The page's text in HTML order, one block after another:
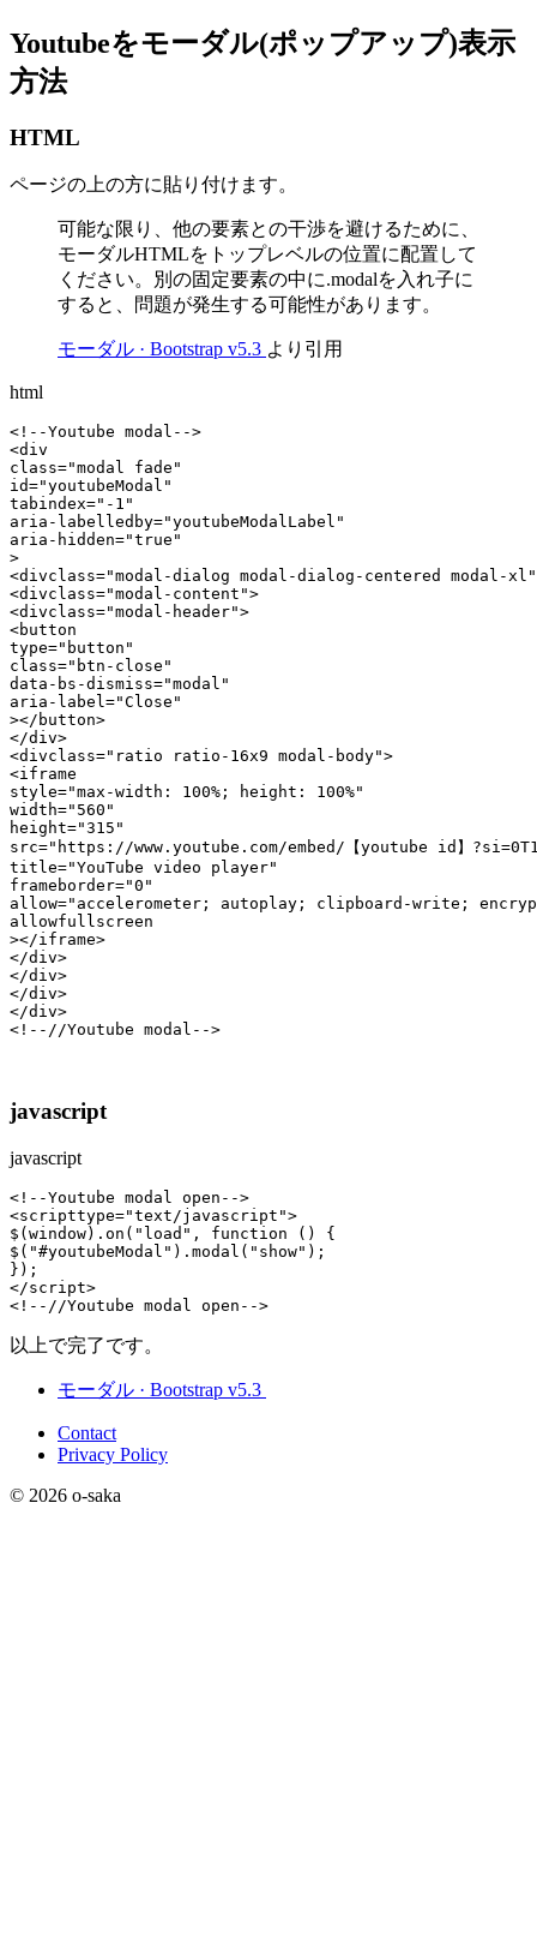
Youtubeをモーダル(ポップアップ)表示
方法
HTML
ページの上の方に貼り付けます。
可能な限り、他の要素との干渉を避けるために、
モーダルHTMLをトップレベルの位置に配置して
ください。別の固定要素の中に.modalを入れ子に
すると、問題が発生する可能性があります。
モーダル · Bootstrap v5.3 より引用
html
<!--Youtube modal-->
<div
class="modal fade"
id="youtubeModal"
tabindex="-1"
aria-labelledby="youtubeModalLabel"
aria-hidden="true"
>
<divclass="modal-dialog modal-dialog-centered modal-
<divclass="modal-content">
<divclass="modal-header">
<button
type="button"
class="btn-close"
data-bs-dismiss="modal"
aria-label="Close"
></button>
</div>
<divclass="ratio ratio-16x9 modal-body">
<iframe
style="max-width: 100%; height: 100%"
width="560"
height="315"
src="https://www.youtube.com/embed/【youtube id】
title="YouTube video player"
frameborder="0"
allow="accelerometer; autoplay; clipboard-write;
allowfullscreen
></iframe>
</div>
</div>
</div>
<!--//Youtube modal-->
javascript
javascript
<!--Youtube modal open-->
<scripttype="text/javascript">
$(window).on("load", function () {
$("#youtubeModal").modal("show");
});
<!--//Youtube modal open-->
以上で完了です。
モーダル · Bootstrap v5.3
Contact
Privacy Policy
© 2026 o-saka